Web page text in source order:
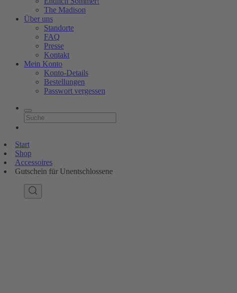
The Madison
Über uns
Standorte
FAQ
Presse
Kontakt
Mein Konto
Konto-Details
Bestellungen
Passwort vergessen
Start
Shop
Accessoires
Gutschein für Unentschlossene